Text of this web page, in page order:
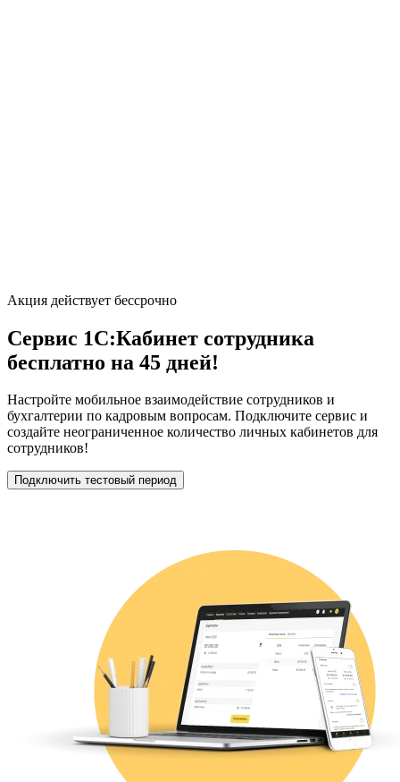
Акция действует бессрочно
Сервис 1С:Кабинет сотрудника
бесплатно на 45 дней!
Настройте мобильное взаимодействие сотрудников и
бухгалтерии по кадровым вопросам. Подключите сервис и
создайте неограниченное количество личных кабинетов для
сотрудников!
Подключить тестовый период